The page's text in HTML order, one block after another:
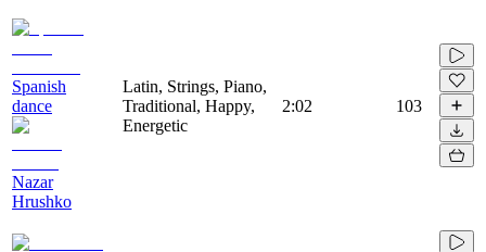
Spanish
dance
Nazar
Hrushko
Latin, Strings, Piano,
Traditional, Happy,
Energetic
2:02 103